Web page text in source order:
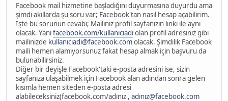
Facebook mail hizmetine başladığını duyurmasına duyurdu ama
şimdi akıllarda şu soru var; Facebook'tan nasıl hesap açabilirim.
İşte bu sorunun cevabı; Mailiniz profil sayfanızın linki ile aynı
olacak. Yanifacebook.com/kullanıcıadıolan profil adresiniz gibi
mailinizde kullanıcıadı@facebook.comolacak. Şimdilik Facebook
maili hemen alamıyorsunuz fakat hesap almak için başvuru da
bulunabilirsiniz.
Diğer bir deyişle Facebook'taki e-posta adresini ise, sizin
sayfanıza ulaşabilmek için Facebook alan adından sonra gelen
kısımla hemen siteden e-posta adresi
alabileceksiniz(facebook.com/adınız , adınız@facebook.com